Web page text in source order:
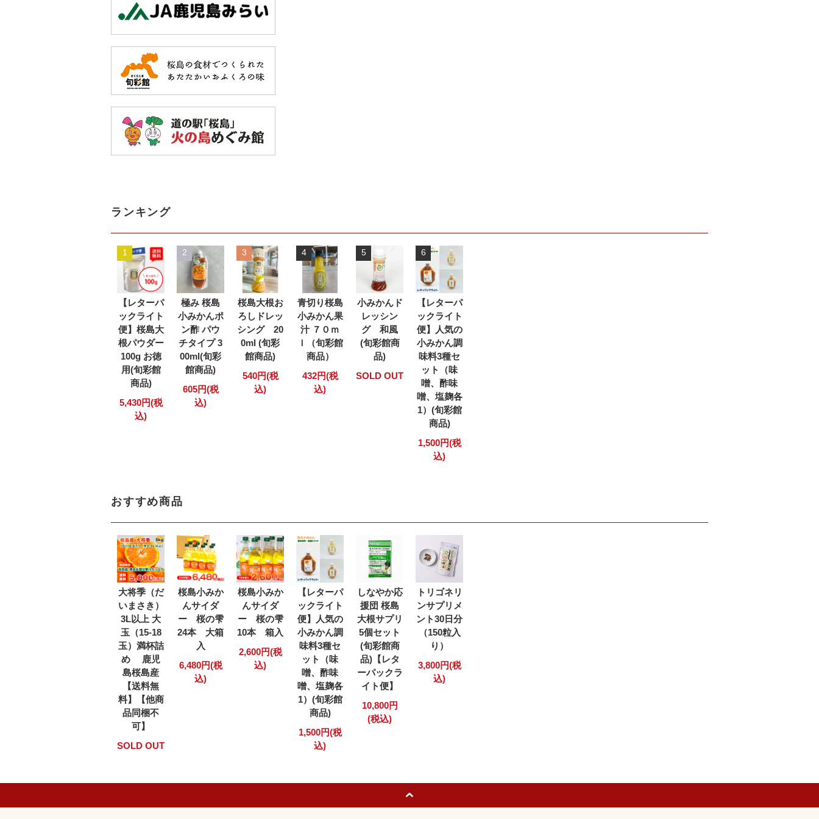
ランキング
1
【レターパ
ックライト
便】桜島大
根パウダー
100g お徳
用(旬彩館
商品)
5,430円(税
込)
2
極み 桜島
小みかんポ
ン酢 パウ
チタイプ 3
00ml(旬彩
館商品)
605円(税
込)
3
桜島大根お
ろしドレッ
シング 20
0ml (旬彩
館商品)
540円(税
込)
4
青切り桜島
小みかん果
汁 ７０ｍ
ｌ（旬彩館
商品）
432円(税
込)
5
小みかんド
レッシン
グ 和風
(旬彩館商
品)
SOLD OUT
6
【レターパ
ックライト
便】人気の
小みかん調
味料3種セ
ット（味
噌、酢味
噌、塩麹各
1）(旬彩館
商品)
1,500円(税
込)
おすすめ商品
大将季（だ
いまさき）
3L以上 大
玉（15-18
玉）満杯詰
め 鹿児
島桜島産
【送料無
料】【他商
品同梱不
可】
SOLD OUT
桜島小みか
んサイダ
ー 桜の雫
24本 大箱
入
6,480円(税
込)
桜島小みか
んサイダ
ー 桜の雫
10本 箱入
2,600円(税
込)
【レターパ
ックライト
便】人気の
小みかん調
味料3種セ
ット（味
噌、酢味
噌、塩麹各
1）(旬彩館
商品)
1,500円(税
込)
しなやか応
援団 桜島
大根サプリ
5個セット
(旬彩館商
品)【レタ
ーパックラ
イト便】
10,800円
(税込)
トリゴネリ
ンサプリメ
ント30日分
（150粒入
り）
3,800円(税
込)